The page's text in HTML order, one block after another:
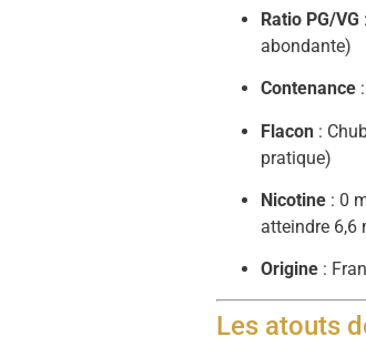
Ratio PG/VG
abondante)
Contenance
Flacon :
pratique)
Nicotine : 0
atteindre 6,6
Origine :
Les atouts